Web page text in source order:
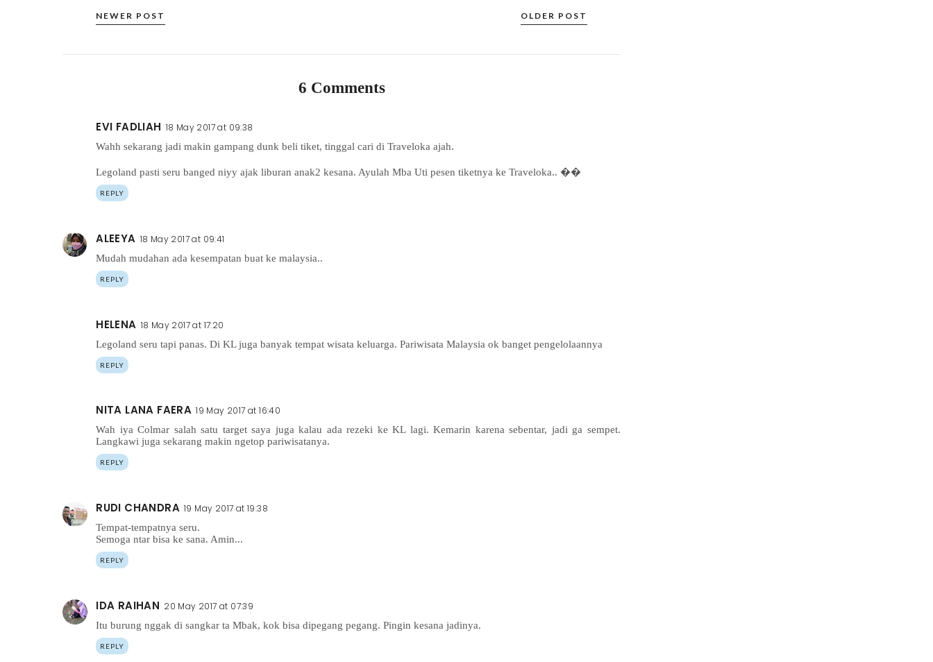
NEWER POST OLDER POST
6 Comments
EVI FADLIAH 18 May 2017 at 09:38
Wahh sekarang jadi makin gampang dunk beli tiket, tinggal cari di Traveloka ajah.
Legoland pasti seru banged niyy ajak liburan anak2 kesana. Ayulah Mba Uti pesen tiketnya ke Traveloka.. ��
REPLY
ALEEYA 18 May 2017 at 09:41
Mudah mudahan ada kesempatan buat ke malaysia..
REPLY
HELENA 18 May 2017 at 17:20
Legoland seru tapi panas. Di KL juga banyak tempat wisata keluarga. Pariwisata Malaysia ok banget pengelolaannya
REPLY
NITA LANA FAERA 19 May 2017 at 16:40
Wah iya Colmar salah satu target saya juga kalau ada rezeki ke KL lagi. Kemarin karena sebentar, jadi ga sempet.
Langkawi juga sekarang makin ngetop pariwisatanya.
REPLY
RUDI CHANDRA 19 May 2017 at 19:38
Tempat-tempatnya seru.
Semoga ntar bisa ke sana. Amin...
REPLY
IDA RAIHAN 20 May 2017 at 07:39
Itu burung nggak di sangkar ta Mbak, kok bisa dipegang pegang. Pingin kesana jadinya.
REPLY